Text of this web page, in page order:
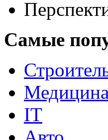
Самые
Медицина
IT